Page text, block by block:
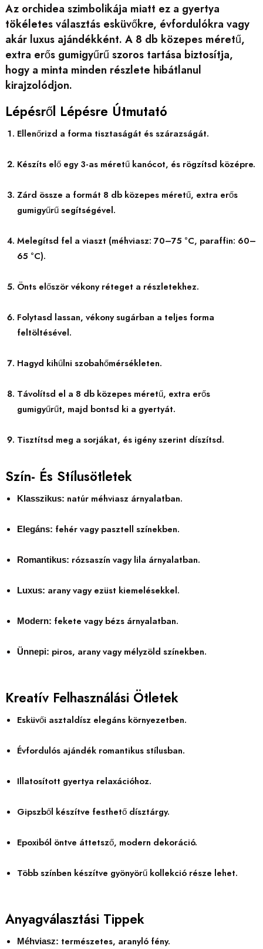
Az orchidea szimbolikája miatt ez a gyertya
tökéletes választás esküvőkre, évfordulókra vagy
akár luxus ajándékként. A 8 db közepes méretű,
extra erős gumigyűrű szoros tartása biztosítja,
hogy a minta minden részlete hibátlanul
kirajzolódjon.
Lépésről Lépésre Útmutató
Ellenőrizd a forma tisztaságát és szárazságát.
Készíts elő egy 3-as méretű kanócot, és rögzítsd középre.
Zárd össze a formát 8 db közepes méretű, extra erős
gumigyűrű segítségével.
Melegítsd fel a viaszt (méhviasz: 70–75 °C, paraffin: 60–
65 °C).
Önts először vékony réteget a részletekhez.
Folytasd lassan, vékony sugárban a teljes forma
feltöltésével.
Hagyd kihűlni szobahőmérsékleten.
Távolítsd el a 8 db közepes méretű, extra erős
gumigyűrűt, majd bontsd ki a gyertyát.
Tisztítsd meg a sorjákat, és igény szerint díszítsd.
Szín- És Stílusötletek
Klasszikus: natúr méhviasz árnyalatban.
Elegáns: fehér vagy pasztell színekben.
Romantikus: rózsaszín vagy lila árnyalatban.
Luxus: arany vagy ezüst kiemelésekkel.
Modern: fekete vagy bézs árnyalatban.
Ünnepi: piros, arany vagy mélyzöld színekben.
Kreatív Felhasználási Ötletek
Esküvői asztaldísz elegáns környezetben.
Évfordulós ajándék romantikus stílusban.
Illatosított gyertya relaxációhoz.
Gipszből készítve festhető dísztárgy.
Epoxiból öntve áttetsző, modern dekoráció.
Több színben készítve gyönyörű kollekció része lehet.
Anyagválasztási Tippek
Méhviasz: természetes, aranyló fény.